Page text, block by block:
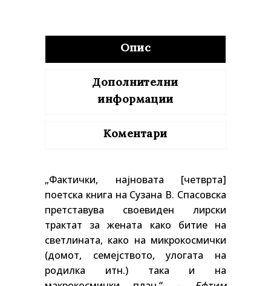
Опис
Дополнителни
информации
Коментари
„Фактички, најновата [четврта]
поетска книга на Сузана В. Спасовска
претставува своевиден лирски
трактат за жената како битие на
светлината, како на микрокосмички
(домот, семејството, улогата на
родилка итн.) така и на